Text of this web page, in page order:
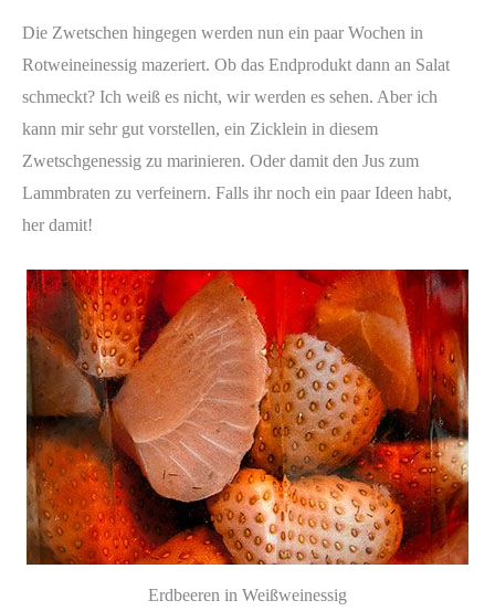
Die Zwetschen hingegen werden nun ein paar Wochen in
Rotweineinessig mazeriert. Ob das Endprodukt dann an Salat
schmeckt? Ich weiß es nicht, wir werden es sehen. Aber ich
kann mir sehr gut vorstellen, ein Zicklein in diesem
Zwetschgenessig zu marinieren. Oder damit den Jus zum
Lammbraten zu verfeinern. Falls ihr noch ein paar Ideen habt,
her damit!
Erdbeeren in Weißweinessig